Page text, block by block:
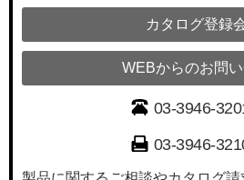
カタログ登録
WEBからのお問
03-3946-
03-3946-